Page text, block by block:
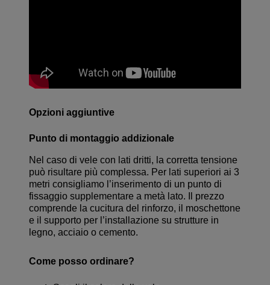
Opzioni aggiuntive
Punto di montaggio addizionale
Nel caso di vele con lati dritti, la corretta tensione
può risultare più complessa. Per lati superiori ai 3
metri consigliamo l’inserimento di un punto di
fissaggio supplementare a metà lato. Il prezzo
comprende la cucitura del rinforzo, il moschettone
e il supporto per l’installazione su strutture in
legno, acciaio o cemento.
Come posso ordinare?